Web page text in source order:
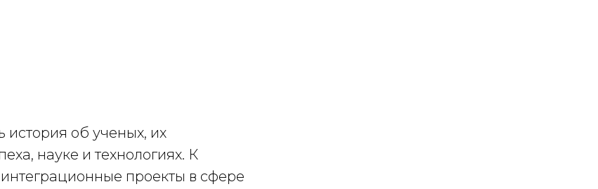
история об ученых, их
науке и технологиях. К
проекты в сфере